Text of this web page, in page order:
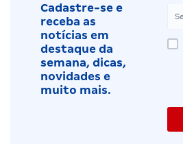
Cadastre-se e
receba as
notícias em
destaque da
semana, dicas,
novidades e
muito mais.